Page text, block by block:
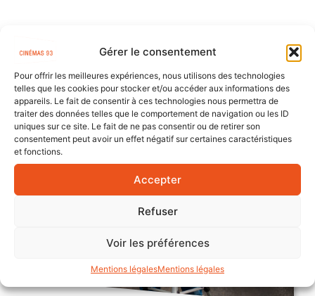
Gérer le consentement
Pour offrir les meilleures expériences, nous utilisons des technologies
telles que les cookies pour stocker et/ou accéder aux informations des
appareils. Le fait de consentir à ces technologies nous permettra de
traiter des données telles que le comportement de navigation ou les ID
uniques sur ce site. Le fait de ne pas consentir ou de retirer son
consentement peut avoir un effet négatif sur certaines caractéristiques
et fonctions.
Accepter
Refuser
Voir les préférences
Mentions légalesMentions légales
POUR EN SAVOIR +